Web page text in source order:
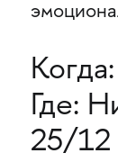
Где:
25/12